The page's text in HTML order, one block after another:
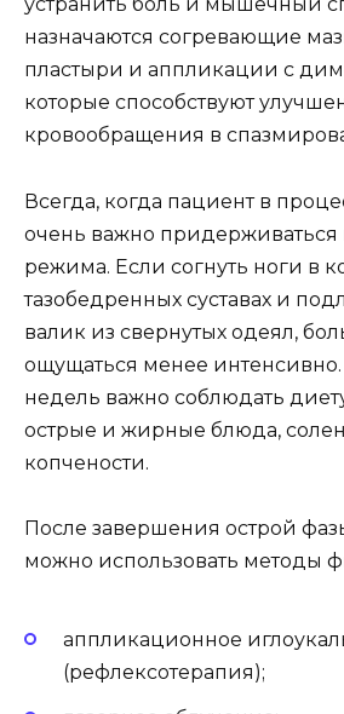
устранить боль и мышечный
назначаются согревающие
пластыри и аппликации с
которые способствуют
кровообращения в
Всегда, когда пациент в
очень важно придерживаться
режима. Если согнуть ноги в
тазобедренных суставах и
валик из свернутых одеял,
ощущаться менее
недель важно соблюдать
острые и жирные блюда,
копчености.
После завершения острой
можно использовать методы
аппликационное
(рефлексотерапия);